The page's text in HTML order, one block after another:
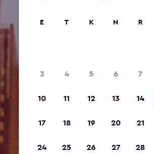
E T K N R
3 4 5 6 7
10 11 12 13 14
17 18 19 20 21
24 25 26 27 28